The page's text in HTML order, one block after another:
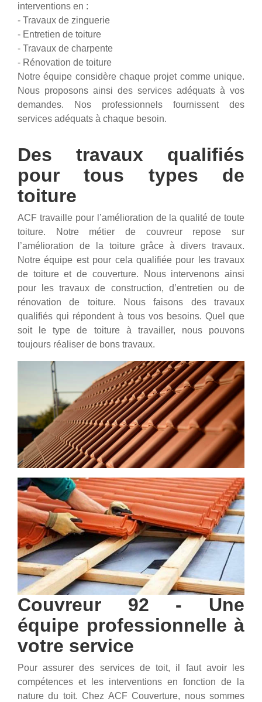
interventions en :
- Travaux de zinguerie
- Entretien de toiture
- Travaux de charpente
- Rénovation de toiture
Notre équipe considère chaque projet comme unique.
Nous proposons ainsi des services adéquats à vos
demandes. Nos professionnels fournissent des
services adéquats à chaque besoin.
Des travaux qualifiés
pour tous types de
toiture
ACF travaille pour l’amélioration de la qualité de toute
toiture. Notre métier de couvreur repose sur
l’amélioration de la toiture grâce à divers travaux.
Notre équipe est pour cela qualifiée pour les travaux
de toiture et de couverture. Nous intervenons ainsi
pour les travaux de construction, d’entretien ou de
rénovation de toiture. Nous faisons des travaux
qualifiés qui répondent à tous vos besoins. Quel que
soit le type de toiture à travailler, nous pouvons
toujours réaliser de bons travaux.
Couvreur 92 - Une
équipe professionnelle à
votre service
Pour assurer des services de toit, il faut avoir les
compétences et les interventions en fonction de la
nature du toit. Chez ACF Couverture, nous sommes